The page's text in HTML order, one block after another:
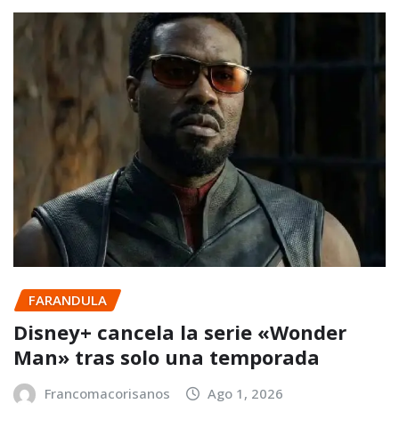
FARANDULA
Disney+ cancela la serie «Wonder
Man» tras solo una temporada
Francomacorisanos Ago 1, 2026